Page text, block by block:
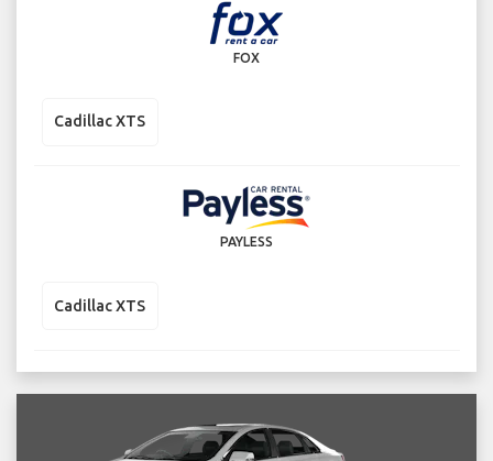
FOX
Cadillac XTS
PAYLESS
Cadillac XTS